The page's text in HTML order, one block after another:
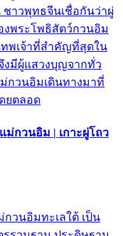
าวพุทธจีนเชื่อกันว่าผู่
พระโพธิสัตว์กวนอิม
ทพเจ้าที่สำคัญที่สุดใน
มีผู้แสวงบุญจากทั่ว
กวนอิมเดินทางมาที่
ยตลอด
ม่กวนอิม | เกาะผู่โถว
วนอิมทะเลใต้ เป็น